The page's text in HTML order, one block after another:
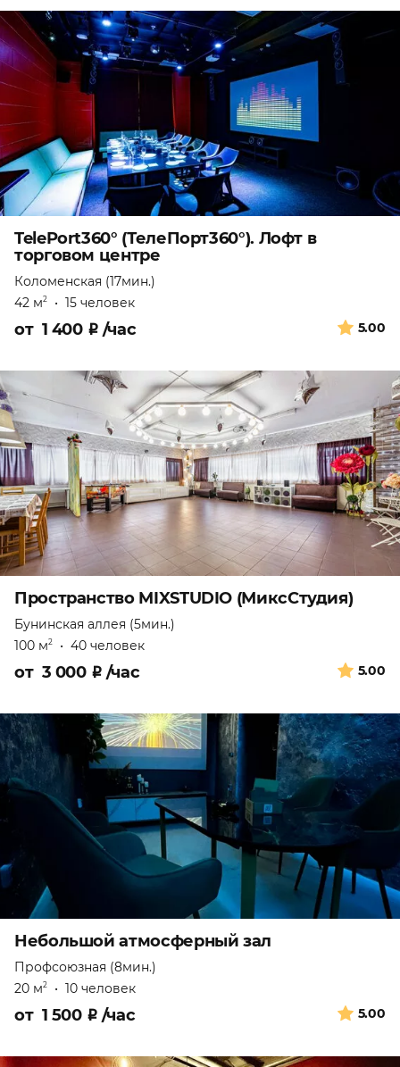
TelePort360° (ТелеПорт360°). Лофт в
торговом центре
Коломенская (17мин.)
42 м2 • 15 человек
5.00
от 1 400 ₽ /час
Пространство MIXSTUDIO (МиксСтудия)
Бунинская аллея (5мин.)
100 м2 • 40 человек
5.00
от 3 000 ₽ /час
Небольшой атмосферный зал
Профсоюзная (8мин.)
20 м2 • 10 человек
5.00
от 1 500 ₽ /час